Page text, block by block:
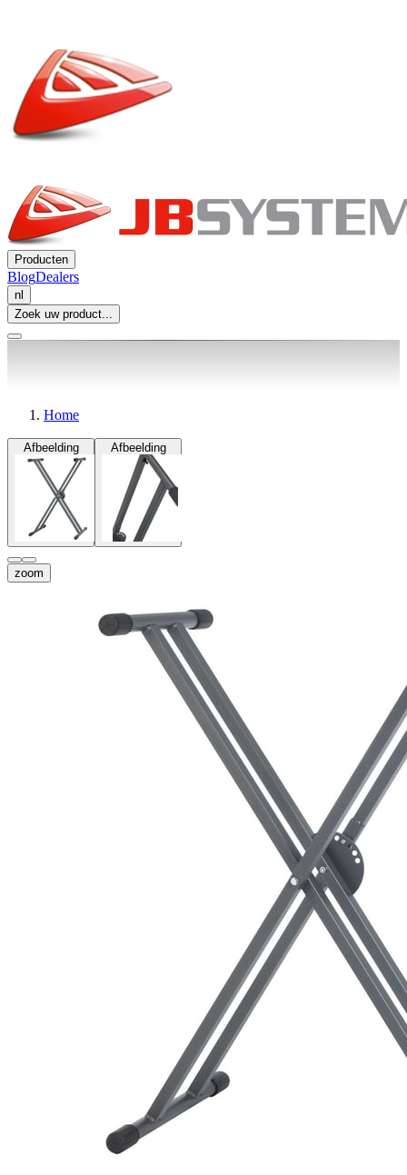
Producten
BlogDealers
nl
Zoek uw product...
Home
Afbeelding Afbeelding
zoom